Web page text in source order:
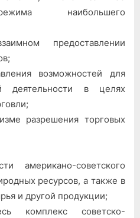
наибольшего
предоставлении
возможностей для
деятельности в целях
разрешения торговых
американо-советского
ресурсов, а также в
и другой продукции;
комплекс советско-